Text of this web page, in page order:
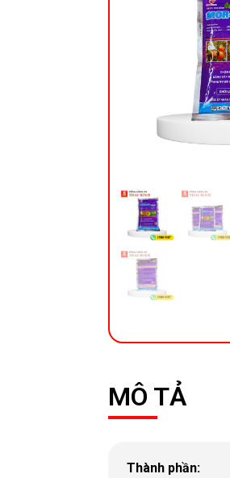
MÔ TẢ
Thành phần: